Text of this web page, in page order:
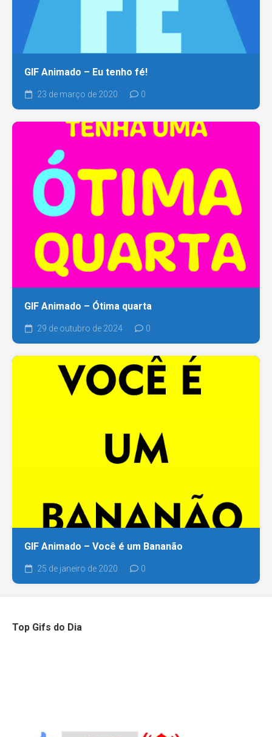
GIF Animado – Eu tenho fé!
23 de março de 2020 0
GIF Animado – Ótima quarta
29 de outubro de 2024 0
GIF Animado – Você é um Bananão
25 de janeiro de 2020 0
Top Gifs do Dia